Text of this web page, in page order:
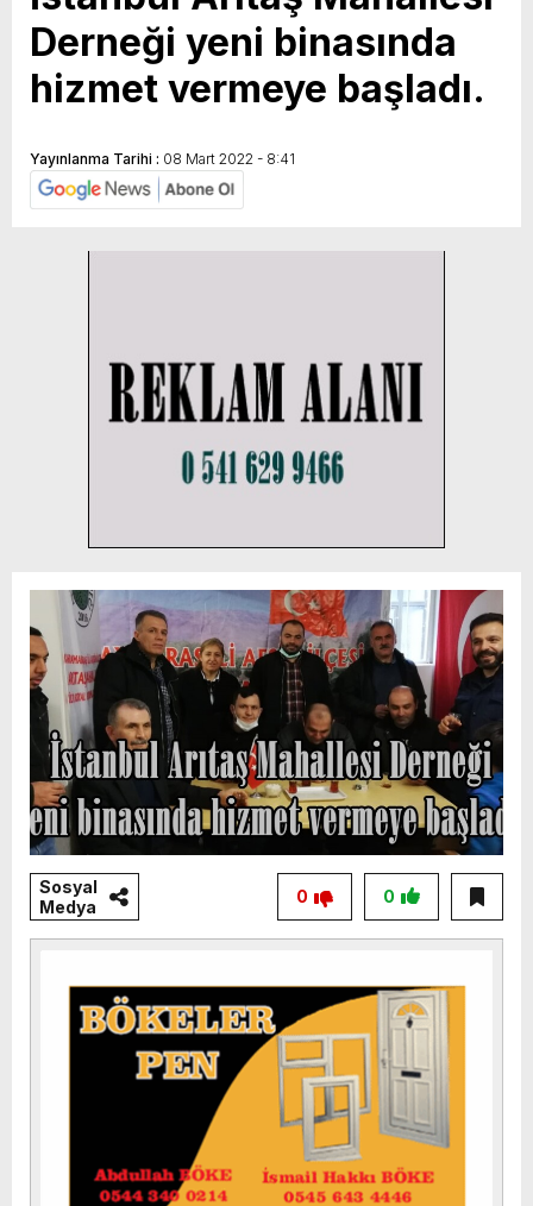
Derneği yeni binasında
hizmet vermeye başladı.
Yayınlanma Tarihi : 08 Mart 2022 - 8:41
Sosyal
Medya
0
0